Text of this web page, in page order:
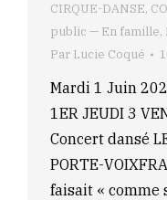
CIRQUE-DANSE,
public — En famille,
Par Lucie Coqué
Mardi 1 Juin
1ER JEUDI 3
Concert dansé
PORTE-
faisait « comme